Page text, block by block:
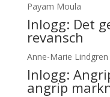
Payam Moula
Inlogg: Det
revansch
Anne-Marie Lindgren
Inlogg:
angrip